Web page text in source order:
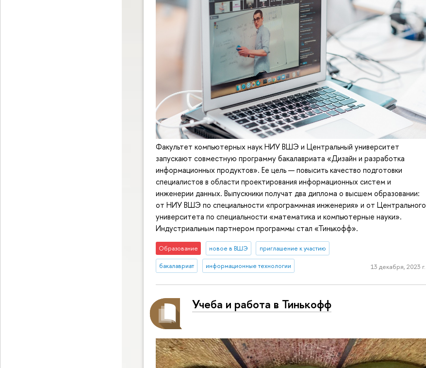
Факультет компьютерных наук НИУ ВШЭ и Центральный университет
запускают совместную программу бакалавриата «Дизайн и разработка
информационных продуктов». Ее цель — повысить качество подготовки
специалистов в области проектирования информационных систем и
инженерии данных. Выпускники получат два диплома о высшем образовании:
от НИУ ВШЭ по специальности «программная инженерия» и от Центрального
университета по специальности «математика и компьютерные науки».
Индустриальным партнером программы стал «Тинькофф».
Образование новое в ВШЭ приглашение к участию
бакалавриат информационные технологии 13 декабря, 2023 г.
Учеба и работа в Тинькофф